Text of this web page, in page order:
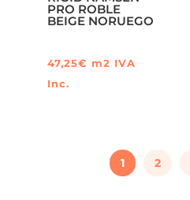
PRO ROBLE
BEIGE NORUEGO
47,25€ m2 IVA
Inc.
1 2